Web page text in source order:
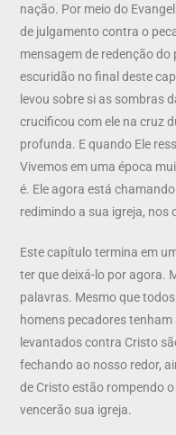
nação. Por meio do
de julgamento contra o
mensagem de redenção
escuridão no final deste
levou sobre si as sombras
crucificou com ele na cruz
profunda. E quando Ele
Vivemos em uma época
é. Ele agora está
redimindo a sua igreja, nos
Este capítulo termina em
ter que deixá-lo por agora.
palavras. Mesmo que
homens pecadores
levantados contra Cristo
fechando ao nosso redor,
de Cristo estão rompendo
vencerão sua igreja.